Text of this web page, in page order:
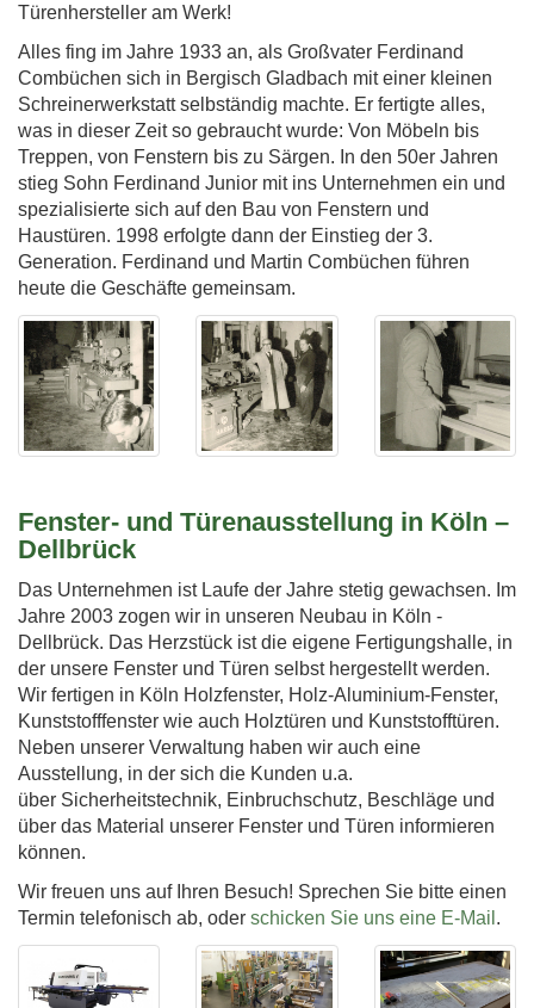
Türenhersteller am Werk!
Alles fing im Jahre 1933 an, als Großvater Ferdinand
Combüchen sich in Bergisch Gladbach mit einer kleinen
Schreinerwerkstatt selbständig machte. Er fertigte alles,
was in dieser Zeit so gebraucht wurde: Von Möbeln bis
Treppen, von Fenstern bis zu Särgen. In den 50er Jahren
stieg Sohn Ferdinand Junior mit ins Unternehmen ein und
spezialisierte sich auf den Bau von Fenstern und
Haustüren. 1998 erfolgte dann der Einstieg der 3.
Generation. Ferdinand und Martin Combüchen führen
heute die Geschäfte gemeinsam.
Fenster- und Türenausstellung in Köln –
Dellbrück
Das Unternehmen ist Laufe der Jahre stetig gewachsen. Im
Jahre 2003 zogen wir in unseren Neubau in Köln -
Dellbrück. Das Herzstück ist die eigene Fertigungshalle, in
der unsere Fenster und Türen selbst hergestellt werden.
Wir fertigen in Köln Holzfenster, Holz-Aluminium-Fenster,
Kunststofffenster wie auch Holztüren und Kunststofftüren.
Neben unserer Verwaltung haben wir auch eine
Ausstellung, in der sich die Kunden u.a.
über Sicherheitstechnik, Einbruchschutz, Beschläge und
über das Material unserer Fenster und Türen informieren
können.
Wir freuen uns auf Ihren Besuch! Sprechen Sie bitte einen
Termin telefonisch ab, oder schicken Sie uns eine E-Mail .